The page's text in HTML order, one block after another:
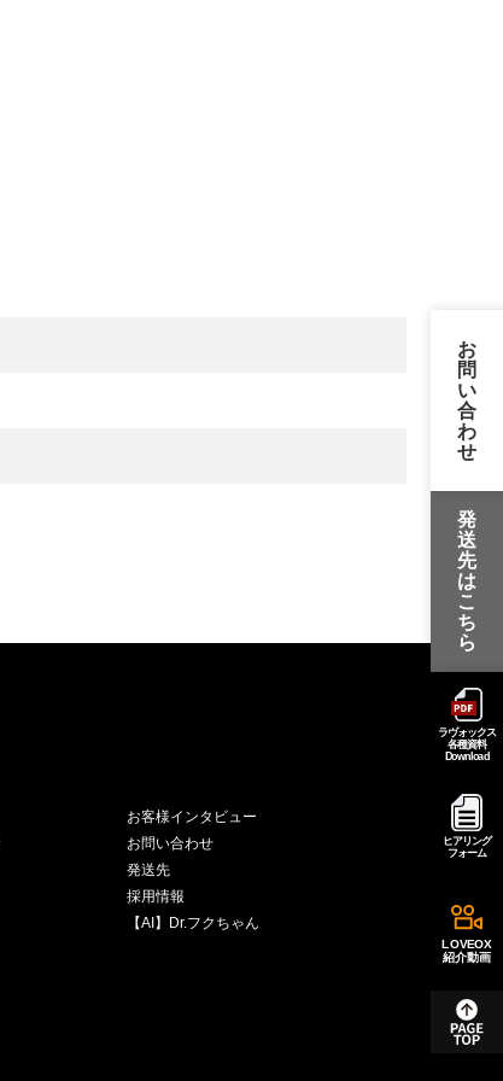
お
問
い
合
わ
せ
発
送
先
は
こ
ち
ら
ラヴォックス
各種資料
Download
ヒアリング
フォーム
LOVEOX
紹介動画
お客様インタビュー
お問い合わせ
発送先
採用情報
【AI】Dr.フクちゃん